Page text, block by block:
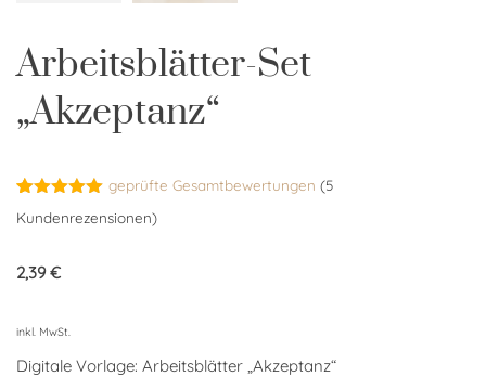
Arbeitsblätter-Set
„Akzeptanz“
Bewertet
mit5.00
auf
5
geprüfte Gesamtbewertungen (5
Kundenrezensionen)
2,39€
inkl. MwSt.
Digitale Vorlage: Arbeitsblätter „Akzeptanz“